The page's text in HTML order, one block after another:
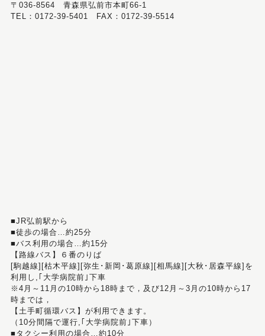
〒036-8564 青森県弘前市本町66-1
TEL：0172-39-5401 FAX：0172-39-5514
■JR弘前駅から
■徒歩の場合…約25分
■バス利用の場合…約15分
【路線バス】６番のりば
[駒越線][枯木平線][弥生･新岡･葛原線][相馬線][大秋･居森平線]を
利用し,｢大学病院前｣下車
※4月～11月の10時から18時まで，及び12月～3月の10時から17
時までは，
【土手町循環バス】が利用できます。
（10分間隔で運行,｢大学病院前｣下車）
■タクシー利用の場合…約10分